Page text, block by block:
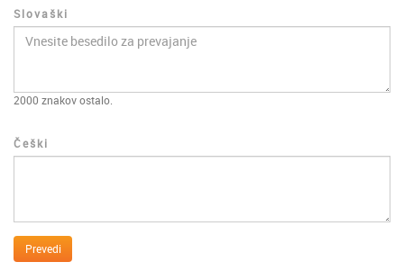
Slovaški
2000 znakov ostalo.
Češki
Prevedi